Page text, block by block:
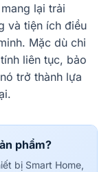
lại trải
và tiện ích điều
Mặc dù chi
liên tục, bảo
trở thành lựa
phẩm?
bị Smart Home,